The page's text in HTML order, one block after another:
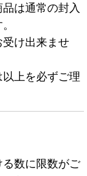
は通常の封入
け出来ませ
上を必ずご理
数に限数がご